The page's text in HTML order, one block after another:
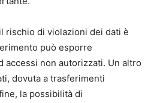
rischio di violazioni dei dati è
può esporre
accessi non autorizzati. Un altro
dovuta a trasferimenti
la possibilità di